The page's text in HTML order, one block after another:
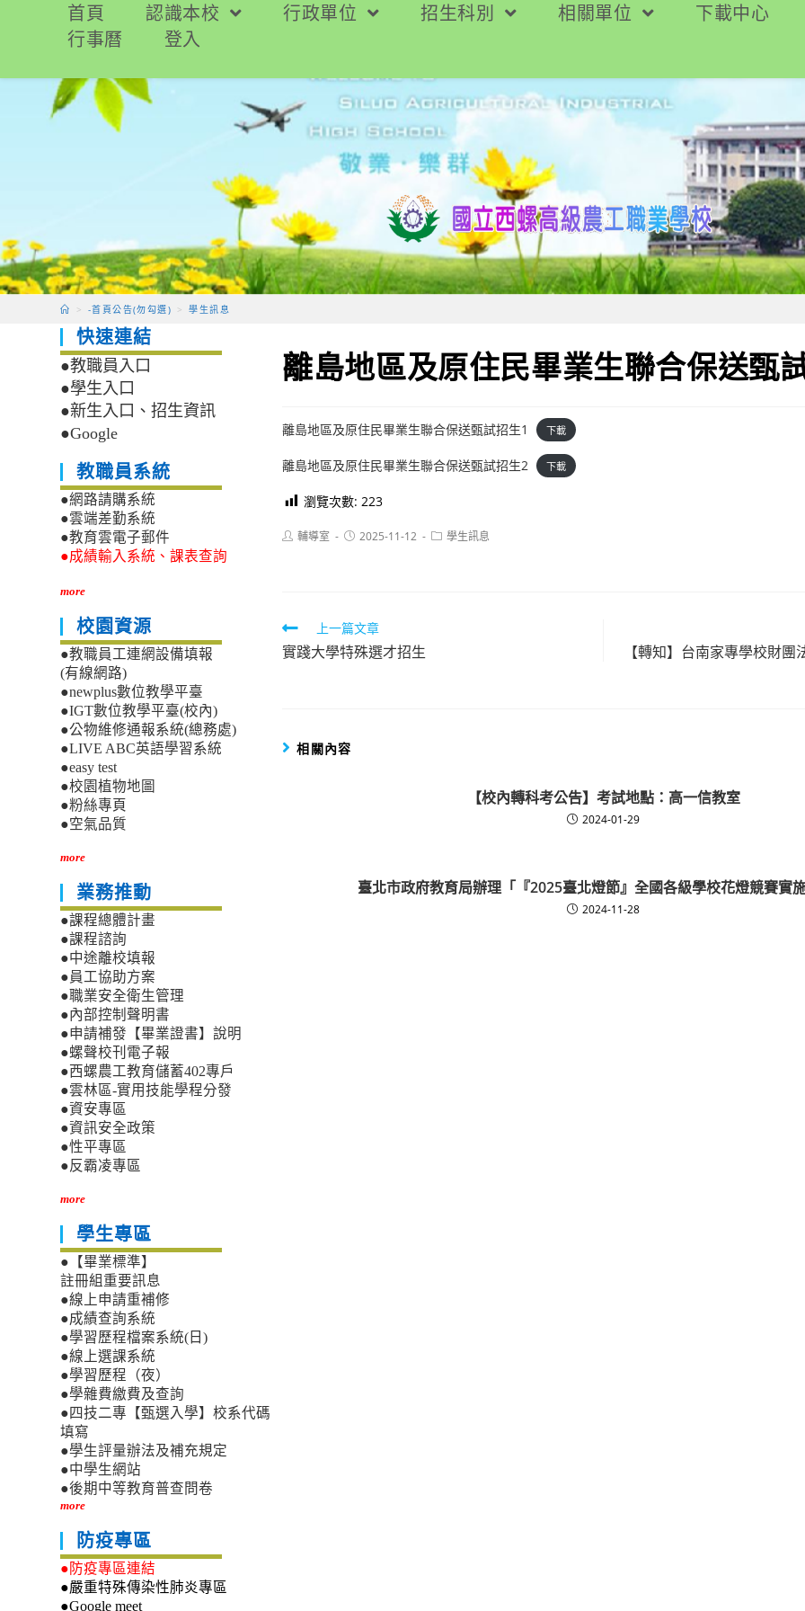
要
首頁 認識本校 行政單位 招生科別 相關單位
下載中心
行事曆
登入
> -首頁公告(勿勾選) > 學生訊息
離島地區及原住民畢業生聯合保送甄
離島地區及原住民畢業生聯合保送甄試招生1 下載
離島地區及原住民畢業生聯合保送甄試招生2 下載
瀏覽次數: 223
Post輔導室
Post2025-11-12
Post學生訊息
Read
more
上一篇文章
實踐大學特殊選才招生 【轉知】台南家專學校財
相關內容
【校內轉科考公告】考試地點：高一信教室
2024-01-29
臺北市政府教育局辦理「『2025臺北燈節』全國各級學校花燈競賽實
2024-11-28
快速連結
●教職員入口
●學生入口
●新生入口、招生資訊
●Google
教職員系統
●網路請購系統
●雲端差勤系統
●教育雲電子郵件
●成績輸入系統、課表查詢
more
校園資源
●教職員工連網設備填報
(有線網路)
●newplus數位教學平臺
●IGT數位教學平臺(校內)
●公物維修通報系統(總務處)
●LIVE ABC英語學習系統
●easy test
●校園植物地圖
●粉絲專頁
●空氣品質
more
業務推動
●課程總體計畫
●課程諮詢
●中途離校填報
●員工協助方案
●職業安全衛生管理
●內部控制聲明書
●申請補發【畢業證書】說明
●螺聲校刊電子報
●西螺農工教育儲蓄402專戶
●雲林區-實用技能學程分發
●資安專區
●資訊安全政策
●性平專區
●反霸凌專區
more
學生專區
●【畢業標準】
註冊組重要訊息
●線上申請重補修
●成績查詢系統
●學習歷程檔案系統(日)
●線上選課系統
●學習歷程（夜）
●學雜費繳費及查詢
●四技二專【甄選入學】校系代碼
填寫
●學生評量辦法及補充規定
●中學生網站
●後期中等教育普查問卷
more
防疫專區
●防疫專區連結
●嚴重特殊傳染性肺炎專區
●Google meet